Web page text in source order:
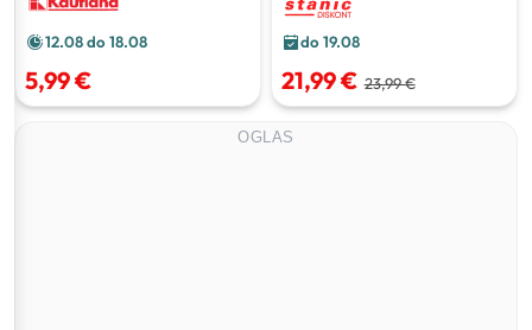
12.08 do 18.08
5,99 €
do 19.08
21,99 € 23,99 €
OGLAS